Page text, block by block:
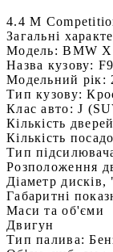
4.4 M
Загальні
Модель:BMW
Назва кузову:
Модельний рік:
Тип кузову:
Клас авто:J
Кількість
Кількість
Тип
Розположення
Діаметр дисків,
Габаритні
Маси та об'єми
Двигун
Тип палива: